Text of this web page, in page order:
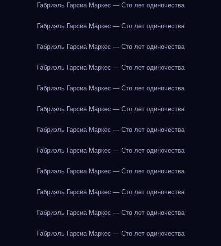
Габриэль Гарсиа Маркес — Сто лет одиночества
Габриэль Гарсиа Маркес — Сто лет одиночества
Габриэль Гарсиа Маркес — Сто лет одиночества
Габриэль Гарсиа Маркес — Сто лет одиночества
Габриэль Гарсиа Маркес — Сто лет одиночества
Габриэль Гарсиа Маркес — Сто лет одиночества
Габриэль Гарсиа Маркес — Сто лет одиночества
Габриэль Гарсиа Маркес — Сто лет одиночества
Габриэль Гарсиа Маркес — Сто лет одиночества
Габриэль Гарсиа Маркес — Сто лет одиночества
Габриэль Гарсиа Маркес — Сто лет одиночества
Габриэль Гарсиа Маркес — Сто лет одиночества